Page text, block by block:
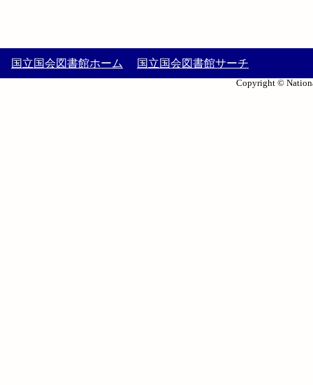
国立国会図書館ホーム 国立国会図書館サーチ
Copyright ©